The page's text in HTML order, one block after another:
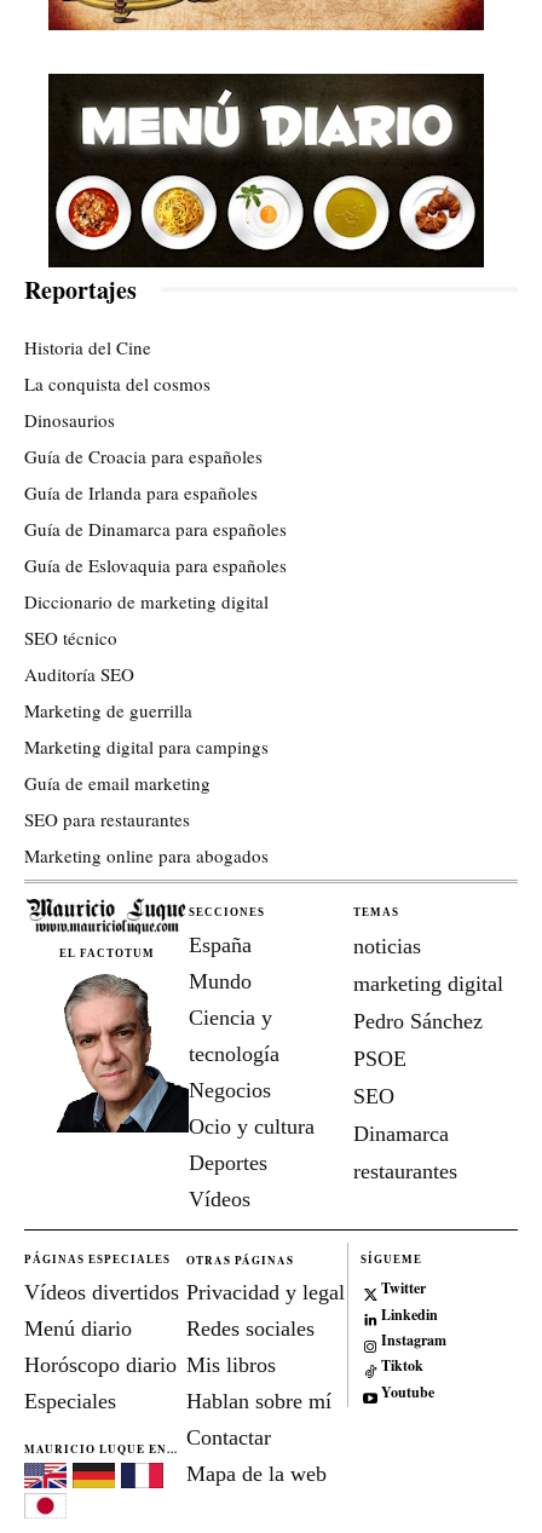
Reportajes
Historia del Cine
La conquista del cosmos
Dinosaurios
Guía de Croacia para españoles
Guía de Irlanda para españoles
Guía de Dinamarca para españoles
Guía de Eslovaquia para españoles
Diccionario de marketing digital
SEO técnico
Auditoría SEO
Marketing de guerrilla
Marketing digital para campings
Guía de email marketing
SEO para restaurantes
Marketing online para abogados
EL FACTOTUM
SECCIONES
España
Mundo
Ciencia y
tecnología
Negocios
Ocio y cultura
Deportes
Vídeos
TEMAS
noticias
marketing digital
Pedro Sánchez
PSOE
SEO
Dinamarca
restaurantes
PÁGINAS ESPECIALES
Vídeos divertidos
Menú diario
Horóscopo diario
Especiales
MAURICIO LUQUE EN...
OTRAS PÁGINAS
Privacidad y legal
Redes sociales
Mis libros
Hablan sobre mí
Contactar
Mapa de la web
SÍGUEME
Twitter
Linkedin
Instagram
Tiktok
Youtube